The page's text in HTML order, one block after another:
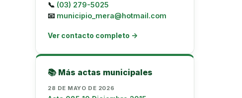
📞 (03) 279-5025
📧 municipio_mera@hotmail.com
Ver contacto completo →
📚 Más actas municipales
28 DE MAYO DE 2026